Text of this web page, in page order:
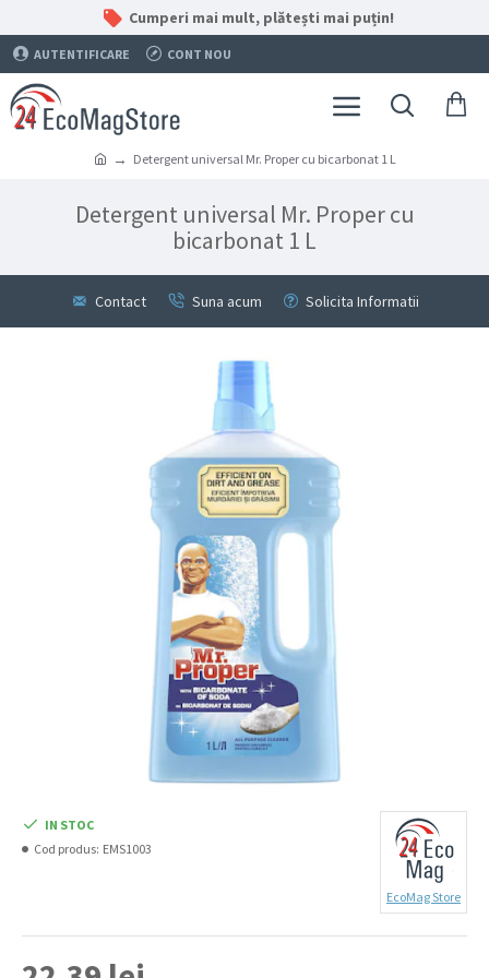
Cumperi mai mult, plătești mai puțin!
AUTENTIFICARE CONT NOU
Detergent universal Mr. Proper cu bicarbonat 1 L
Detergent universal Mr. Proper cu
bicarbonat 1 L
Contact Suna acum Solicita Informatii
IN STOC
Cod produs: EMS1003
EcoMag Store